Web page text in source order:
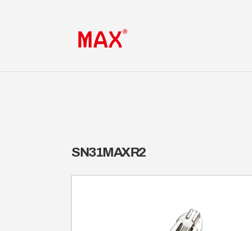
SN31MAXR2